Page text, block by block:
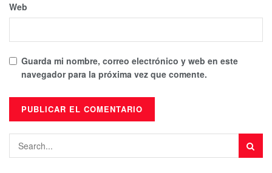
Web
Guarda mi nombre, correo electrónico y web en este
navegador para la próxima vez que comente.